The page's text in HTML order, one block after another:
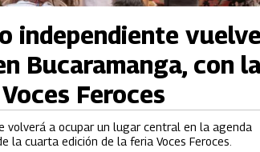
volverá a ocupar un lugar central en la agenda
la cuarta edición de la feria Voces Feroces.
independiente
Bucaramanga, con
Feroces